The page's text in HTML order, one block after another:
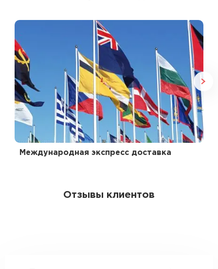
Международная экспресс доставка
Отзывы клиентов